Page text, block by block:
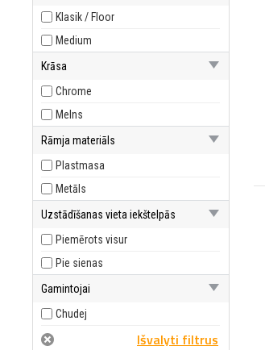
Klasik / Floor
Medium
Krāsa
Chrome
Melns
Rāmja materiāls
Plastmasa
Metāls
Uzstādīšanas vieta iekštelpās
Piemērots visur
Pie sienas
Gamintojai
Chudej